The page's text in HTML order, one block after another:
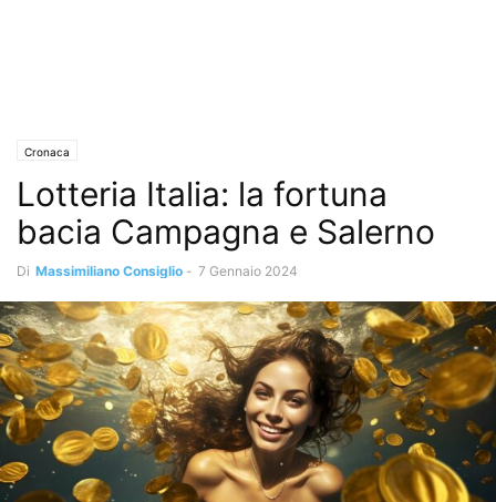
Cronaca
Lotteria Italia: la fortuna
bacia Campagna e Salerno
Di Massimiliano Consiglio - 7 Gennaio 2024